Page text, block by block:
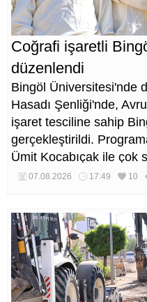
Coğrafi işaretli
düzenlendi
Bingöl Üniversitesi'nde
Hasadı Şenliği'nde,
işaret tesciline sahip
gerçekleştirildi.
Ümit Kocabıçak ile çok
katıldı.
07.08.2026 17:49 10